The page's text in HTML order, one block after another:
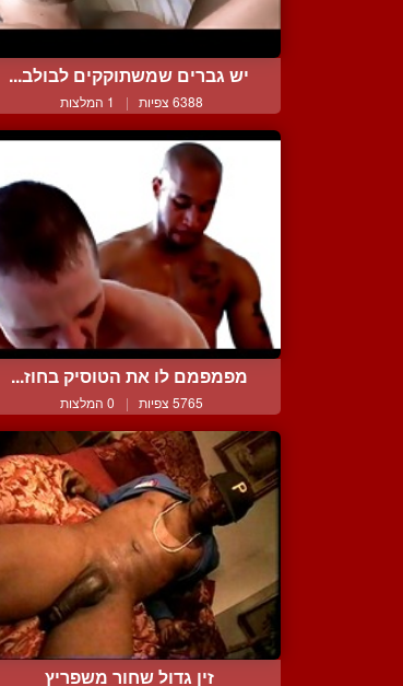
יש גברים שמשתוקקים לבולב...
6388 צפיות | 1 המלצות
מפמפמם לו את הטוסיק בחוז...
5765 צפיות | 0 המלצות
זין גדול שחור משפריץ